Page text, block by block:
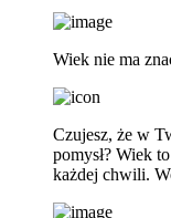
Wiek nie ma
Czujesz, że w
pomysł? Wiek
każdej chwili.